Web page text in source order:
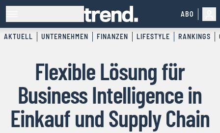
ABO
AKTUELL UNTERNEHMEN FINANZEN LIFESTYLE RANKINGS
Flexible Lösung für
Business Intelligence in
Einkauf und Supply Chain